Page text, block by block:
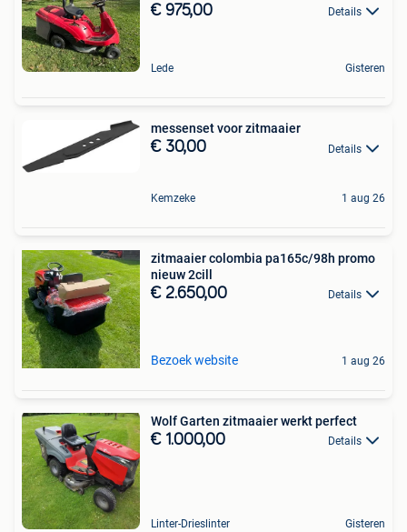
€ 975,00 Details
Lede Gisteren
messenset voor zitmaaier
€ 30,00 Details
Kemzeke 1 aug 26
zitmaaier colombia pa165c/98h promo
nieuw 2cill
€ 2.650,00 Details
Bezoek website 1 aug 26
Wolf Garten zitmaaier werkt perfect
€ 1.000,00 Details
Linter-Drieslinter Gisteren